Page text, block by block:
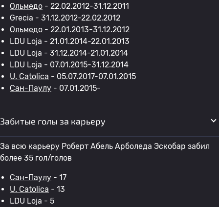
Ольмедо - 22.02.2012-31.12.2011
Grecia - 31.12.2012-22.02.2012
Ольмедо - 22.01.2013-31.12.2012
LDU Loja - 21.01.2014-22.01.2013
LDU Loja - 31.12.2014-21.01.2014
LDU Loja - 07.01.2015-31.12.2014
U. Catolica - 05.07.2017-07.01.2015
Сан-Паулу - 07.01.2015-
Забитые голы за карьеру
За всю карьеру Роберт Абель Арболеда Эскобар забил
более 35 гол/голов
Сан-Паулу - 17
U. Catolica - 13
LDU Loja - 5